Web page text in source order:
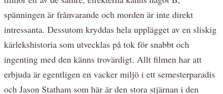
spänningen är frånvarande och morden är inte direkt
intressanta. Dessutom kryddas hela upplägget av en sliskig
kärlekshistoria som utvecklas på tok för snabbt och
ingenting med den känns trovärdigt. Allt filmen har att
erbjuda är egentligen en vacker miljö i ett semesterparadis
och Jason Statham som här är den stora stjärnan i den